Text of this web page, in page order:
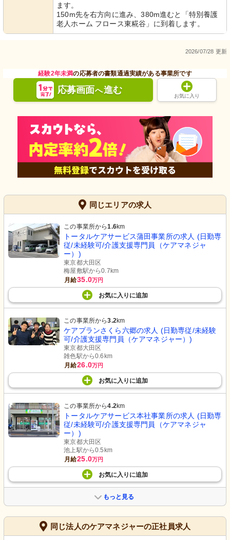
ます。
150m先を右方向に進み、380m進むと「特別養護
老人ホーム フロース東糀谷」に到着します。
2026/07/28 更新
経験2年未満の応募者の書類通過実績がある事業所です
応募画面へ進む
お気に入り
同じエリアの求人
この事業所から1.6km
トータルケアサービス蒲田事業所の求人 (日勤専
従/未経験可/介護支援専門員（ケアマネジャ
ー）)
東京都大田区
梅屋敷駅から0.7km
月給35.0万円
お気に入り に追加
この事業所から3.2km
ケアプランさくら六郷の求人 (日勤専従/未経験
可/介護支援専門員（ケアマネジャー）)
東京都大田区
雑色駅から0.6km
月給26.0万円
お気に入り に追加
この事業所から4.2km
トータルケアサービス本社事業所の求人 (日勤専
従/未経験可/介護支援専門員（ケアマネジャ
ー）)
東京都大田区
池上駅から0.5km
月給25.0万円
お気に入り に追加
もっと見る
同じ法人のケアマネジャーの正社員求人